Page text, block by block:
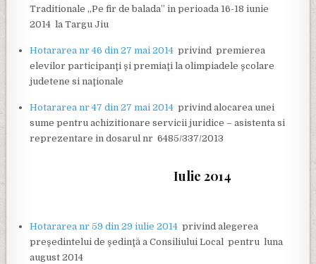
Traditionale „Pe fir de balada” in perioada 16-18 iunie
2014 la Targu Jiu
Hotararea nr 46 din 27 mai 2014 privind premierea
elevilor participanţi şi premiaţi la olimpiadele şcolare
judetene si naţionale
Hotararea nr 47 din 27 mai 2014 privind alocarea unei
sume pentru achizitionare servicii juridice – asistenta si
reprezentare in dosarul nr 6485/337/2013
Iulie 2014
Hotararea nr 59 din 29 iulie 2014 privind alegerea
preşedintelui de şedinţă a Consiliului Local pentru luna
august 2014